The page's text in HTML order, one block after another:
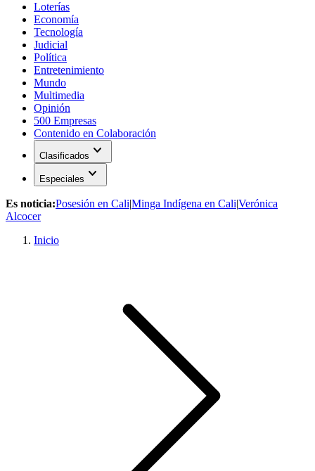
Loterías
Economía
Tecnología
Judicial
Política
Entretenimiento
Mundo
Multimedia
Opinión
500 Empresas
Contenido en Colaboración
Clasificados expand_more
Especiales expand_more
Es noticia:Posesión en Cali|Minga Indígena en Cali|Verónica
Alcocer
Inicio